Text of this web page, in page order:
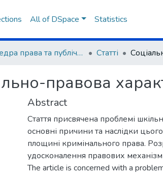
All of DSpace Statistics
Кафедра права та публічного управління Статті
правова
Abstract
Стаття присвячена проблемі
основні причини та наслідки
площині кримінального права.
удосконалення правових
The article is concerned with a